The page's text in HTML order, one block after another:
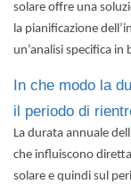
solare offre una
la pianificazione
un’analisi specifica in
In che modo la
il periodo di
La durata annuale
che influiscono
solare e quindi sul